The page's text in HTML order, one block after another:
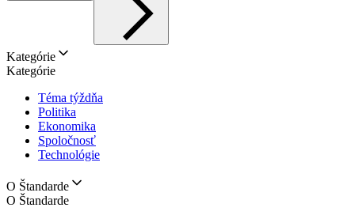
Kategórie
Kategórie
Téma týždňa
Politika
Ekonomika
Spoločnosť
Technológie
O Štandarde
O Štandarde